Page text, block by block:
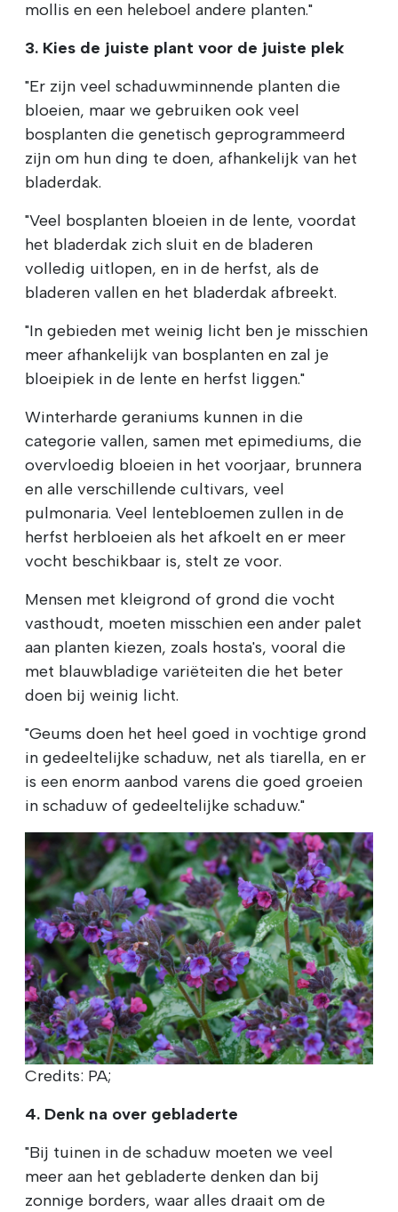
mollis en een heleboel andere planten."
3. Kies de juiste plant voor de juiste plek
"Er zijn veel schaduwminnende planten die
bloeien, maar we gebruiken ook veel
bosplanten die genetisch geprogrammeerd
zijn om hun ding te doen, afhankelijk van het
bladerdak.
"Veel bosplanten bloeien in de lente, voordat
het bladerdak zich sluit en de bladeren
volledig uitlopen, en in de herfst, als de
bladeren vallen en het bladerdak afbreekt.
"In gebieden met weinig licht ben je misschien
meer afhankelijk van bosplanten en zal je
bloeipiek in de lente en herfst liggen."
Winterharde geraniums kunnen in die
categorie vallen, samen met epimediums, die
overvloedig bloeien in het voorjaar, brunnera
en alle verschillende cultivars, veel
pulmonaria. Veel lentebloemen zullen in de
herfst herbloeien als het afkoelt en er meer
vocht beschikbaar is, stelt ze voor.
Mensen met kleigrond of grond die vocht
vasthoudt, moeten misschien een ander palet
aan planten kiezen, zoals hosta's, vooral die
met blauwbladige variëteiten die het beter
doen bij weinig licht.
"Geums doen het heel goed in vochtige grond
in gedeeltelijke schaduw, net als tiarella, en er
is een enorm aanbod varens die goed groeien
in schaduw of gedeeltelijke schaduw."
Credits: PA;
4. Denk na over gebladerte
"Bij tuinen in de schaduw moeten we veel
meer aan het gebladerte denken dan bij
zonnige borders, waar alles draait om de